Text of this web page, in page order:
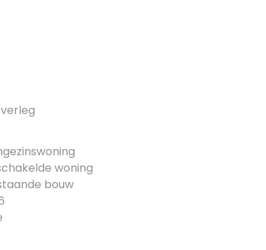
woning
bouw